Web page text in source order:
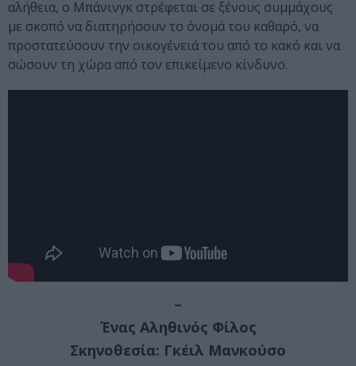
αλήθεια, ο Μπάνινγκ στρέφεται σε ξένους συμμάχους
με σκοπό να διατηρήσουν το όνομά του καθαρό, να
προστατεύσουν την οικογένειά του από το κακό και να
σώσουν τη χώρα από τον επικείμενο κίνδυνο.
–
Ένας Αληθινός Φίλος
Σκηνοθεσία: Γκέιλ Μανκούσο